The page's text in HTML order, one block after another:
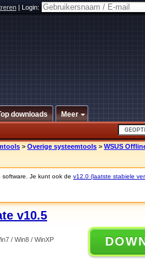
|Login:
downloads Meer
> Overige systeemtools > WSUS
Je kunt ook de v12.0 (laatste stabiele
v10.5
/ Win8 / WinXP